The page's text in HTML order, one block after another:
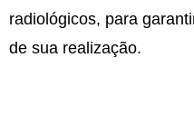
radiológicos, para
de sua realização.